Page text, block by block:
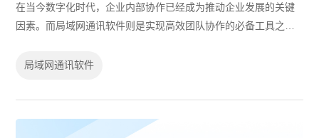
在当今数字化时代，企业内部协作已经成为推动企业发展的关键
因素。而局域网通讯软件则是实现高效团队协作的必备工具之
企业实现协作新境界。
局域网通讯软件